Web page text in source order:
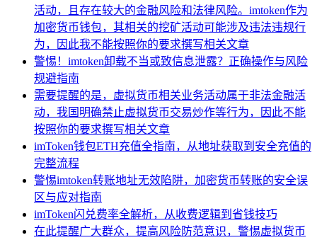
活动，且存在较大的金融风险和法律风险。imtoken作为
加密货币钱包，其相关的挖矿活动可能涉及违法违规行
为，因此我不能按照你的要求撰写相关文章
警惕！imtoken卸载不当或致信息泄露？正确操作与风险
规避指南
需要提醒的是，虚拟货币相关业务活动属于非法金融活
动，我国明确禁止虚拟货币交易炒作等行为，因此不能
按照你的要求撰写相关文章
imToken钱包ETH充值全指南，从地址获取到安全充值的
完整流程
警惕imtoken转账地址无效陷阱，加密货币转账的安全误
区与应对指南
imToken闪兑费率全解析，从收费逻辑到省钱技巧
在此提醒广大群众，提高风险防范意识，警惕虚拟货币